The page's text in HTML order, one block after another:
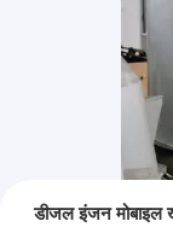
डीजल इंजन मोबाइल